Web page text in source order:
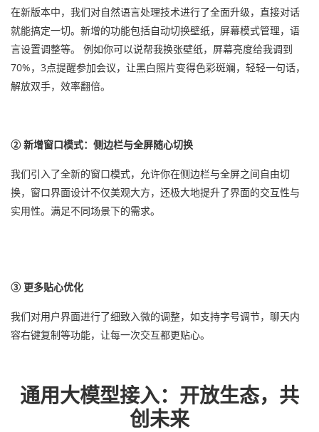
在新版本中，我们对自然语言处理技术进行了全面升级，直接对话
就能搞定一切。新增的功能包括自动切换壁纸，屏幕模式管理，语
言设置调整等。 例如你可以说帮我换张壁纸，屏幕亮度给我调到
70%，3点提醒参加会议，让黑白照片变得色彩斑斓，轻轻一句话，
解放双手，效率翻倍。
② 新增窗口模式：侧边栏与全屏随心切换
我们引入了全新的窗口模式，允许你在侧边栏与全屏之间自由切
换，窗口界面设计不仅美观大方，还极大地提升了界面的交互性与
实用性。满足不同场景下的需求。
③ 更多贴心优化
我们对用户界面进行了细致入微的调整，如支持字号调节，聊天内
容右键复制等功能，让每一次交互都更贴心。
通用大模型接入：开放生态，共
创未来